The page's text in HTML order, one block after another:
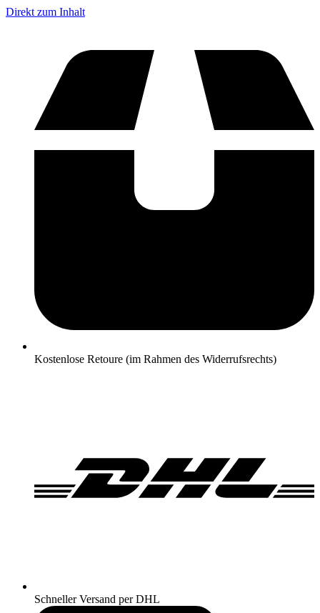
Direkt zum Inhalt
Kostenlose Retoure (im Rahmen des Widerrufsrechts)
Schneller Versand per DHL